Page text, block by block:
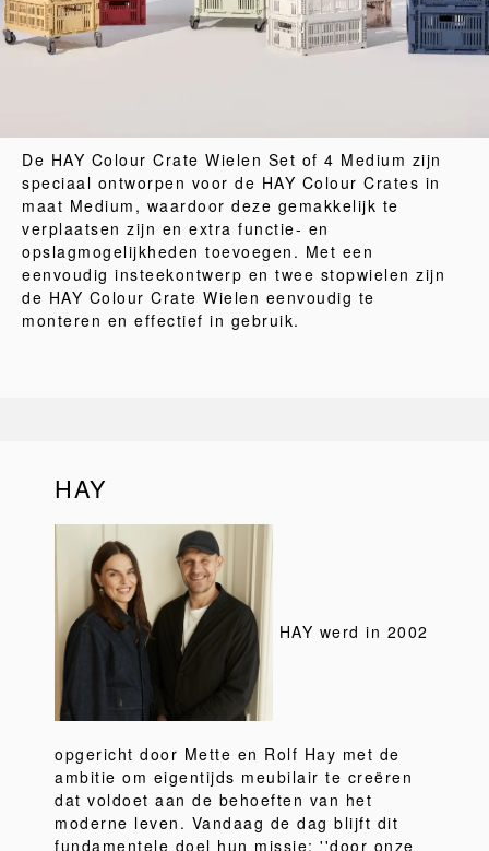
De HAY Colour Crate Wielen Set of 4 Medium zijn
speciaal ontworpen voor de HAY Colour Crates in
maat Medium, waardoor deze gemakkelijk te
verplaatsen zijn en extra functie- en
opslagmogelijkheden toevoegen. Met een
eenvoudig insteekontwerp en twee stopwielen zijn
de HAY Colour Crate Wielen eenvoudig te
monteren en effectief in gebruik.
HAY
HAY werd in 2002
opgericht door Mette en Rolf Hay met de
ambitie om eigentijds meubilair te creëren
dat voldoet aan de behoeften van het
moderne leven. Vandaag de dag blijft dit
fundamentele doel hun missie: ''door onze